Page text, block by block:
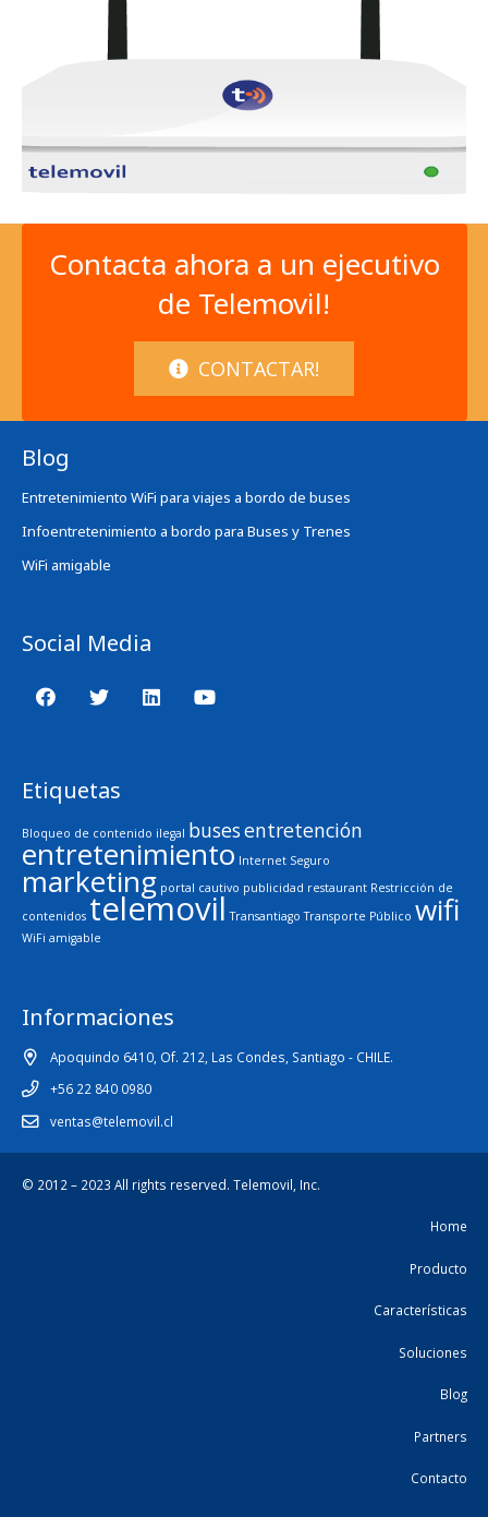
Contacta ahora a un ejecutivo
de Telemovil!
CONTACTAR!
Blog
Entretenimiento WiFi para viajes a bordo de buses
Infoentretenimiento a bordo para Buses y Trenes
WiFi amigable
Social Media
Etiquetas
Bloqueo de contenido ilegal busesentretención
entretenimiento Internet Seguro
marketing portal cautivo publicidad restaurant Restricción de
contenidos telemovil Transantiago Transporte Público wifi
WiFi amigable
Informaciones
Apoquindo 6410, Of. 212, Las Condes, Santiago - CHILE.
+56 22 840 0980
ventas@telemovil.cl
© 2012 – 2023 All rights reserved. Telemovil, Inc.
Home
Producto
Características
Soluciones
Blog
Partners
Contacto